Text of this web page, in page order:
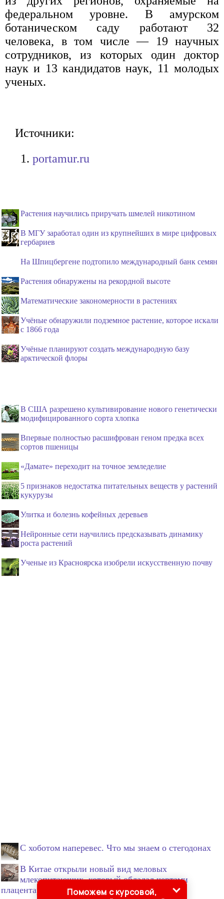
федеральном уровне. В амурском
ботаническом саду работают 32
человека, в том числе — 19 научных
сотрудников, из которых один доктор
наук и 13 кандидатов наук, 11 молодых
ученых.
Источники:
portamur.ru
Растения научились приручать шмелей никотином
В МГУ заработал один из крупнейших в мире цифровых
гербариев
На Шпицбергене подтопило международный банк семян
Растения обнаружены на рекордной высоте
Математические закономерности в растениях
Учёные обнаружили подземное растение, которое искали
с 1866 года
Учёные планируют создать международную базу
арктической флоры
В США разрешено культивирование нового генетически
модифицированного сорта хлопка
Впервые полностью расшифрован геном предка всех
сортов пшеницы
«Дамате» переходит на точное земледелие
5 признаков недостатка питательных веществ у растений
кукурузы
Улитка и болезнь кофейных деревьев
Нейронные сети научились предсказывать динамику
роста растений
Ученые из Красноярска изобрели искусственную почву
С хоботом наперевес. Что мы знаем о стегодонах
В Китае открыли новый вид меловых
млекопитающих, который обладал чертами
плацентарных и сумчатых одновременно
Поможем с курсовой,